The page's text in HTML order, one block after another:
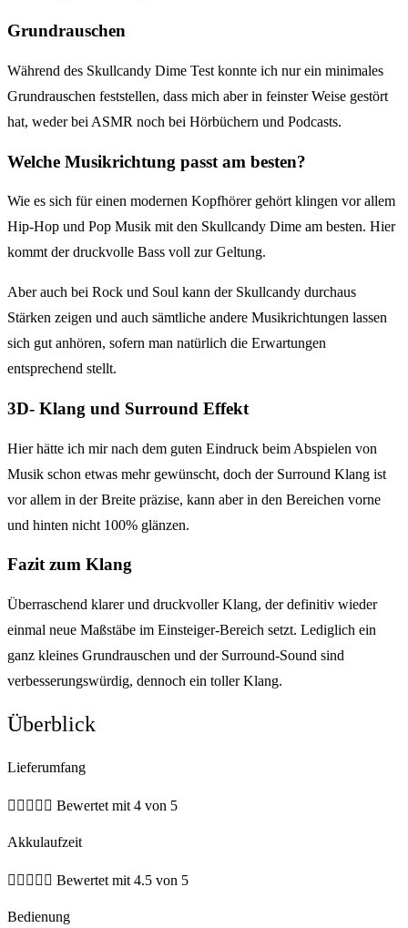
Grundrauschen
Während des Skullcandy Dime Test konnte ich nur ein minimales
Grundrauschen feststellen, dass mich aber in feinster Weise gestört
hat, weder bei ASMR noch bei Hörbüchern und Podcasts.
Welche Musikrichtung passt am besten?
Wie es sich für einen modernen Kopfhörer gehört klingen vor allem
Hip-Hop und Pop Musik mit den Skullcandy Dime am besten. Hier
kommt der druckvolle Bass voll zur Geltung.
Aber auch bei Rock und Soul kann der Skullcandy durchaus
Stärken zeigen und auch sämtliche andere Musikrichtungen lassen
sich gut anhören, sofern man natürlich die Erwartungen
entsprechend stellt.
3D- Klang und Surround Effekt
Hier hätte ich mir nach dem guten Eindruck beim Abspielen von
Musik schon etwas mehr gewünscht, doch der Surround Klang ist
vor allem in der Breite präzise, kann aber in den Bereichen vorne
und hinten nicht 100% glänzen.
Fazit zum Klang
Überraschend klarer und druckvoller Klang, der definitiv wieder
einmal neue Maßstäbe im Einsteiger-Bereich setzt. Lediglich ein
ganz kleines Grundrauschen und der Surround-Sound sind
verbesserungswürdig, dennoch ein toller Klang.
Überblick
Lieferumfang
     Bewertet mit 4 von 5
Akkulaufzeit
     Bewertet mit 4.5 von 5
Bedienung